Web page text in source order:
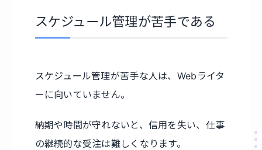
スケジュール管理が苦手である
スケジュール管理が苦手な人は、Webライタ
ーに向いていません。
納期や時間が守れないと、信用を失い、仕事
の継続的な受注は難しくなります。